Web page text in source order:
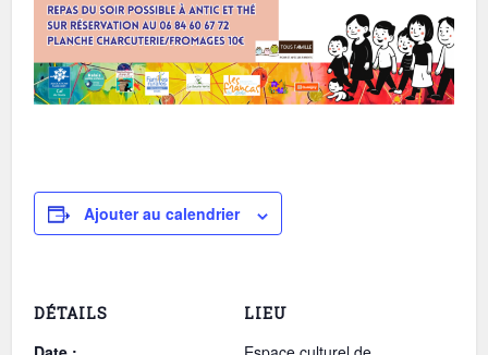
Ajouter au calendrier
DÉTAILS LIEU